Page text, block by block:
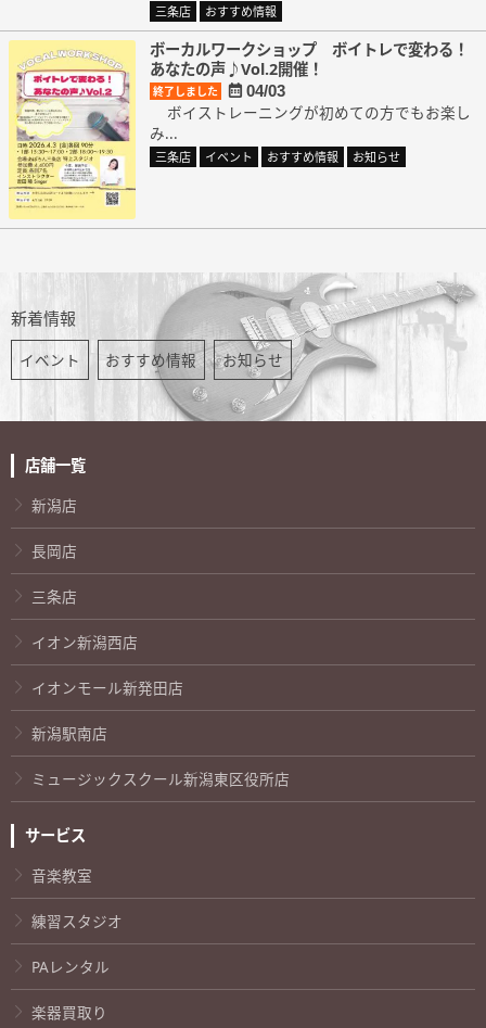
三条店 おすすめ情報
ボーカルワークショップ ボイトレで変わる！
あなたの声♪Vol.2開催！
終了しました 04/03
ボイストレーニングが初めての方でもお楽し
み...
三条店 イベント おすすめ情報 お知らせ
新着情報
イベント おすすめ情報 お知らせ
店舗一覧
新潟店
長岡店
三条店
イオン新潟西店
イオンモール新発田店
新潟駅南店
ミュージックスクール新潟東区役所店
サービス
音楽教室
練習スタジオ
PAレンタル
楽器買取り